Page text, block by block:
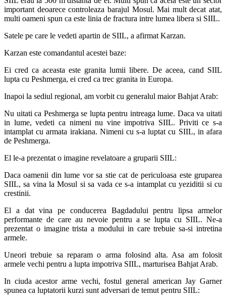
important deoarece controleaza barajul Mosul. Mai mult decat atat,
multi oameni spun ca este linia de fractura intre lumea libera si SIIL.
Satele pe care le vedeti apartin de SIIL, a afirmat Karzan.
Karzan este comandantul acestei baze:
Ei cred ca aceasta este granita lumii libere. De aceea, cand SIIL
lupta cu Peshmerga, ei cred ca trec granita in Europa.
Inapoi la sediul regional, am vorbit cu generalul maior Bahjat Arab:
Nu uitati ca Peshmerga se lupta pentru intreaga lume. Daca va uitati
in lume, vedeti ca nimeni nu vine impotriva SIIL. Priviti ce s-a
intamplat cu armata irakiana. Nimeni cu s-a luptat cu SIIL, in afara
de Peshmerga.
El le-a prezentat o imagine revelatoare a gruparii SIIL:
Daca oamenii din lume vor sa stie cat de periculoasa este gruparea
SIIL, sa vina la Mosul si sa vada ce s-a intamplat cu yeziditii si cu
crestinii.
El a dat vina pe conducerea Bagdadului pentru lipsa armelor
performante de care au nevoie pentru a se lupta cu SIIL. Ne-a
prezentat o imagine trista a modului in care trebuie sa-si intretina
armele.
Uneori trebuie sa reparam o arma folosind alta. Asa am folosit
armele vechi pentru a lupta impotriva SIIL, marturisea Bahjat Arab.
In ciuda acestor arme vechi, fostul general american Jay Garner
spunea ca luptatorii kurzi sunt adversari de temut pentru SIIL: